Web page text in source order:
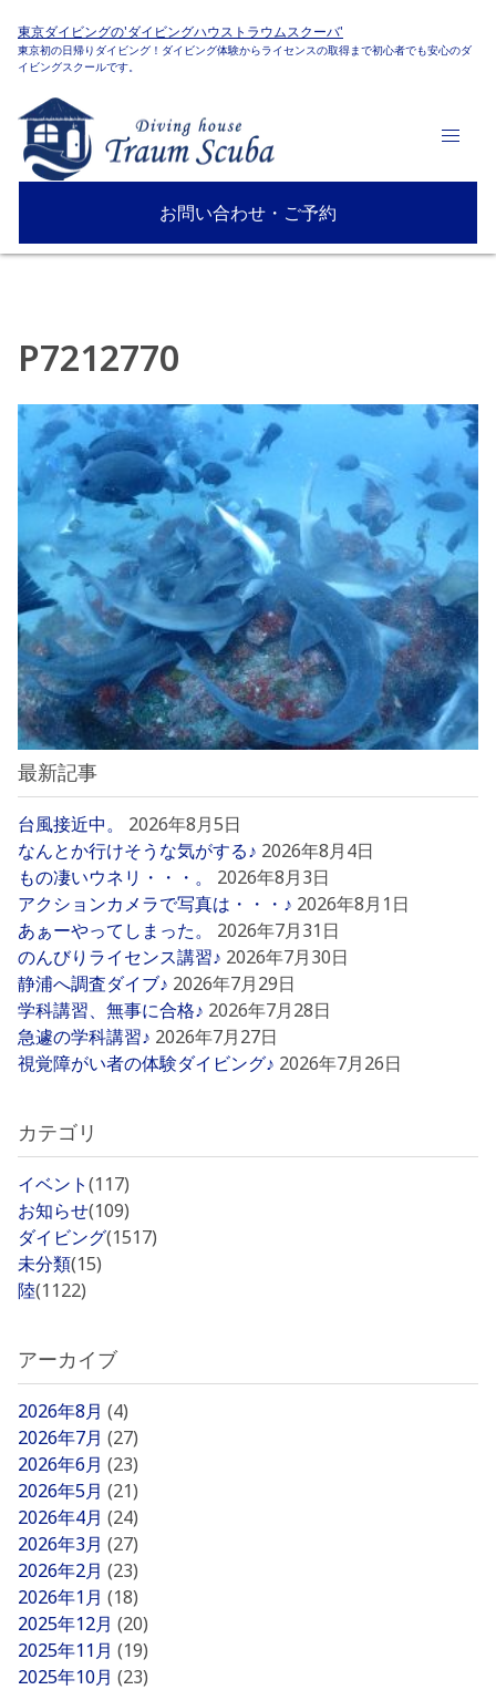
東京ダイビングの'ダイビングハウストラウムスクーバ'
東京初の日帰りダイビング！ダイビング体験からライセンスの取得まで初心者でも安心のダ
イビングスクールです。
お問い合わせ・ご予約
P7212770
最新記事
台風接近中。
2026年8月5日
なんとか行けそうな気がする♪ 2026年8月4日
もの凄いウネリ・・・。
2026年8月3日
アクションカメラで写真は・・・♪ 2026年8月1日
あぁーやってしまった。
2026年7月31日
のんびりライセンス講習♪ 2026年7月30日
静浦へ調査ダイブ♪ 2026年7月29日
学科講習、無事に合格♪ 2026年7月28日
急遽の学科講習♪ 2026年7月27日
視覚障がい者の体験ダイビング♪ 2026年7月26日
カテゴリ
イベント(117)
お知らせ(109)
ダイビング(1517)
未分類(15)
陸(1122)
アーカイブ
2026年8月 (4)
2026年7月 (27)
2026年6月 (23)
2026年5月 (21)
2026年4月 (24)
2026年3月 (27)
2026年2月 (23)
2026年1月 (18)
2025年12月 (20)
2025年11月 (19)
2025年10月 (23)